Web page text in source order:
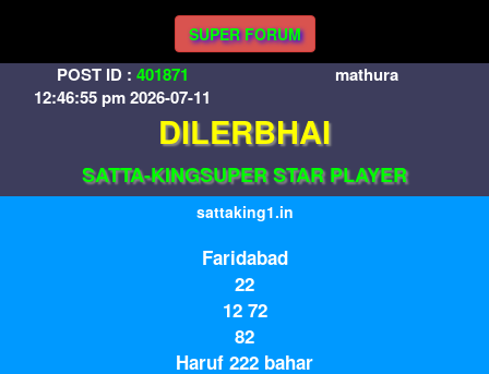
SUPER FORUM
POST ID : 401871
12:46:55 pm 2026-07-11
mathura
DILERBHAI
SATTA-KINGSUPER STAR PLAYER
sattaking1.in
Faridabad
22
12 72
82
Haruf 222 bahar